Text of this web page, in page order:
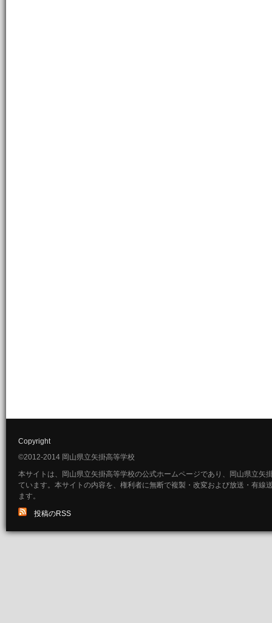
Copyright
©2012-2014 岡山県立矢掛高等学校
本サイトは、岡山県立矢掛高等学校の公式ホームページであり、岡山県立矢
ています。本サイトの内容を、権利者に無断で複製・改変および放送・有線
ます。
投稿のRSS